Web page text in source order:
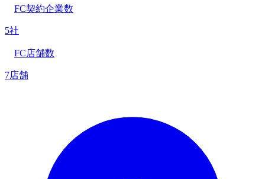
FC契約企業数
5社
FC店舗数
7店舗